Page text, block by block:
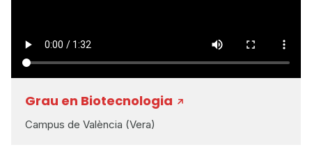
Grau en Biotecnologia
Campus de València (Vera)